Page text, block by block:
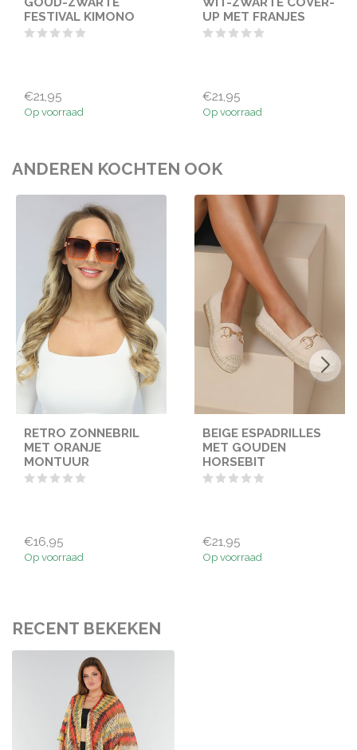
FESTIVAL KIMONO
€21,95
Op voorraad
UP MET FRANJES
€21,95
Op voorraad
ANDEREN KOCHTEN OOK
RETRO ZONNEBRIL
MET ORANJE
MONTUUR
€16,95
Op voorraad
BEIGE ESPADRILLES
MET GOUDEN
HORSEBIT
€21,95
Op voorraad
RECENT BEKEKEN